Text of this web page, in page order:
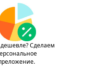
Сделаем